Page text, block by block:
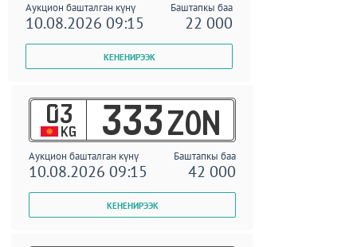
Аукцион башталган күнү Баштапкы баа
10.08.2026 09:15 22 000
03
KG 333 ZON
Аукцион башталган күнү Баштапкы баа
10.08.2026 09:15 42 000